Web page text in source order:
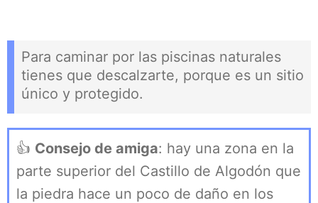
Para caminar por las piscinas naturales
tienes que descalzarte, porque es un sitio
único y protegido.
👍 Consejo de amiga: hay una zona en la
parte superior del Castillo de Algodón que
la piedra hace un poco de daño en los